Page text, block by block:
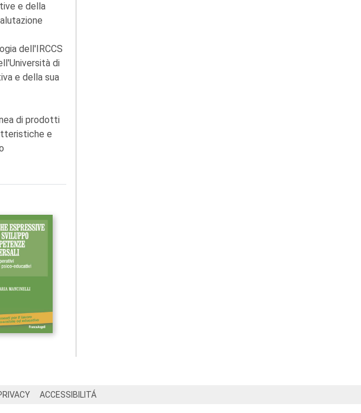
e della
dell'IRCCS
di
e della sua
di prodotti
e
ACCESSIBILITÁ